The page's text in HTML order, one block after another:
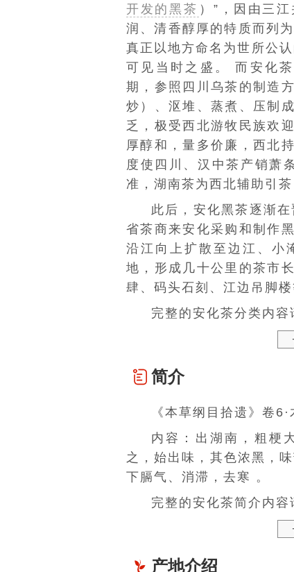
开发的黑茶 ）”，因由三
润、清香醇厚的特质而列
真正以地方命名为世所公认
可见当时之盛。 而安化
期，参照四川乌茶的制造
炒）、沤堆、蒸煮、 压制
乏，极受西北游牧民族欢
厚醇和，量多价廉，西北
度使四川、汉中茶产销萧
准，湖南茶为西北辅助引
此后，安化黑茶逐渐
省茶商来安化采购和制作
沿江向上扩散至边江、小
地，形成几十公里的茶市
肆、码头石刻、江边吊脚
完整的安化茶分类内
简介
《本草纲目拾遗》 卷6·
内容：出 湖南 ，粗梗
之，始出味，其色浓黑，
下膈气、消滞，去寒 。
完整的安化茶简介内
产地介绍